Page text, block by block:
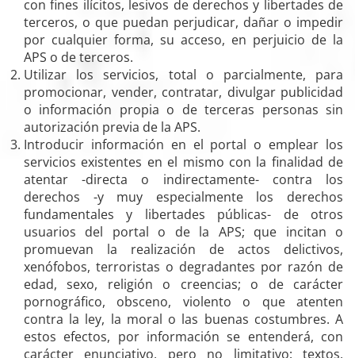
con fines ilícitos, lesivos de derechos y libertades de
terceros, o que puedan perjudicar, dañar o impedir
por cualquier forma, su acceso, en perjuicio de la
APS o de terceros.
Utilizar los servicios, total o parcialmente, para
promocionar, vender, contratar, divulgar publicidad
o información propia o de terceras personas sin
autorización previa de la APS.
Introducir información en el portal o emplear los
servicios existentes en el mismo con la finalidad de
atentar -directa o indirectamente- contra los
derechos -y muy especialmente los derechos
fundamentales y libertades públicas- de otros
usuarios del portal o de la APS; que incitan o
promuevan la realización de actos delictivos,
xenófobos, terroristas o degradantes por razón de
edad, sexo, religión o creencias; o de carácter
pornográfico, obsceno, violento o que atenten
contra la ley, la moral o las buenas costumbres. A
estos efectos, por información se entenderá, con
carácter enunciativo, pero no limitativo: textos,